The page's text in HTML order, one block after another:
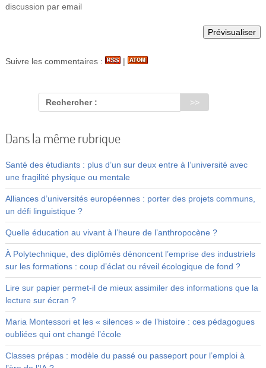
discussion par email
Suivre les commentaires : |
Rechercher :
Dans la même rubrique
Santé des étudiants : plus d’un sur deux entre à l’université avec
une fragilité physique ou mentale
Alliances d’universités européennes : porter des projets communs,
un défi linguistique ?
Quelle éducation au vivant à l’heure de l’anthropocène ?
À Polytechnique, des diplômés dénoncent l’emprise des industriels
sur les formations : coup d’éclat ou réveil écologique de fond ?
Lire sur papier permet-il de mieux assimiler des informations que la
lecture sur écran ?
Maria Montessori et les « silences » de l’histoire : ces pédagogues
oubliées qui ont changé l’école
Classes prépas : modèle du passé ou passeport pour l’emploi à